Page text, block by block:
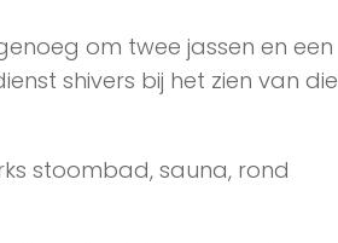
om twee jassen en een
shivers bij het zien van die
stoombad, sauna, rond